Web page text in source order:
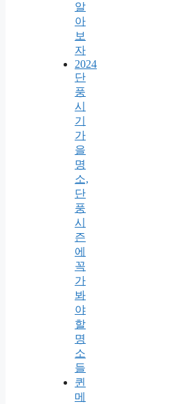
알
아
보
자
2024
단
풍
시
기
가
을
명
소,
단
풍
시
즌
에
꼭
가
봐
야
할
명
소
들
퀸
메